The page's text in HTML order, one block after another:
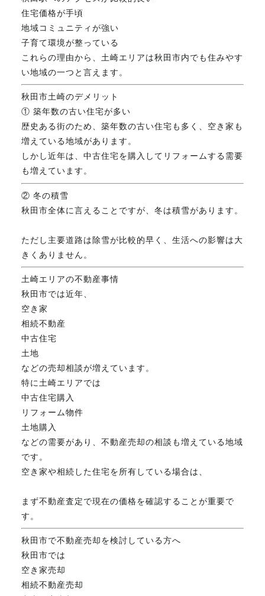
住宅価格が手頃
地域コミュニティが強い
子育て環境が整っている
これらの理由から、土崎エリアは秋田市内でも住みやす
い地域の一つと言えます。
秋田市土崎のデメリット
① 築年数の古い住宅が多い
歴史ある街のため、築年数の古い住宅も多く、空き家も
増えている地域があります。
しかし近年は、中古住宅を購入してリフォームする需要
も増えています。
② 冬の積雪
秋田市全体に言えることですが、冬は積雪があります。
ただし主要道路は除雪が比較的早く、生活への影響は大
きくありません。
土崎エリアの不動産事情
秋田市では近年、
空き家
相続不動産
中古住宅
土地
などの売却相談が増えています。
特に土崎エリアでは
中古住宅購入
リフォーム物件
土地購入
などの需要があり、不動産売却の相談も増えている地域
です。
空き家や相続した住宅を所有している場合は、
まず不動産査定で現在の価格を確認することが重要で
す。
秋田市で不動産売却を検討している方へ
秋田市では
空き家売却
相続不動産売却